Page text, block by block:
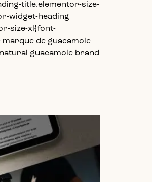
title.elementor-size-
widget-heading
size-xl{font-
de guacamole
guacamole brand